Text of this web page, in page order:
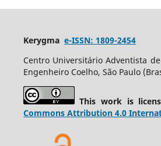
Kerygma e-ISSN: 1809-2454
Centro Universitário Adventista
Engenheiro Coelho, São Paulo
This work is
Commons Attribution 4.0